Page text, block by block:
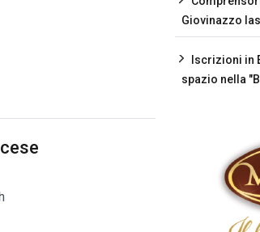
Giovinazzo
Iscrizioni in
spazio nella